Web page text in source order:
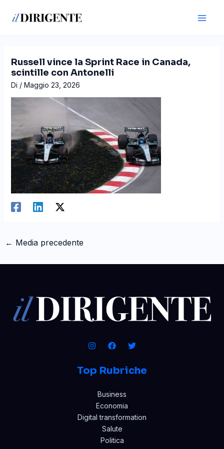
Russell vince la Sprint Race in Canada,
scintille con Antonelli
Di / Maggio 23, 2026
articoli
← Media precedente
Top Rubriche
Business
Economia
Digital transformation
Salute
Politica